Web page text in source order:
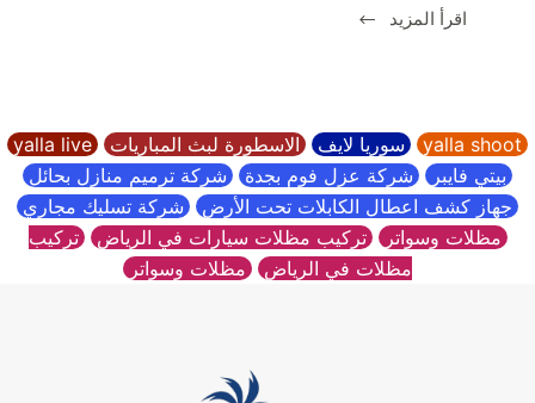
اقرأ المزيد
شركة
yalla shoot سوريا لايف الاسطورة لبث المباريات yalla live
بيتي فايبر شركة عزل فوم بجدة شركة ترميم منازل بحائل
جهاز كشف اعطال الكابلات تحت الأرض شركة تسليك مجاري
مظلات وسواتر تركيب مظلات سيارات في الرياض تركيب
مظلات في الرياض مظلات وسواتر